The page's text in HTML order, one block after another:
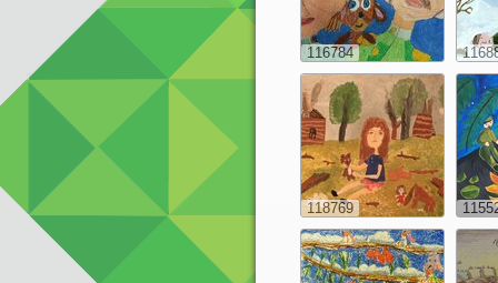
116784
118769